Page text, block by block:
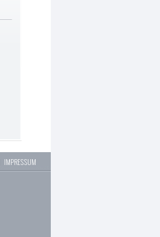
IMPRESSUM